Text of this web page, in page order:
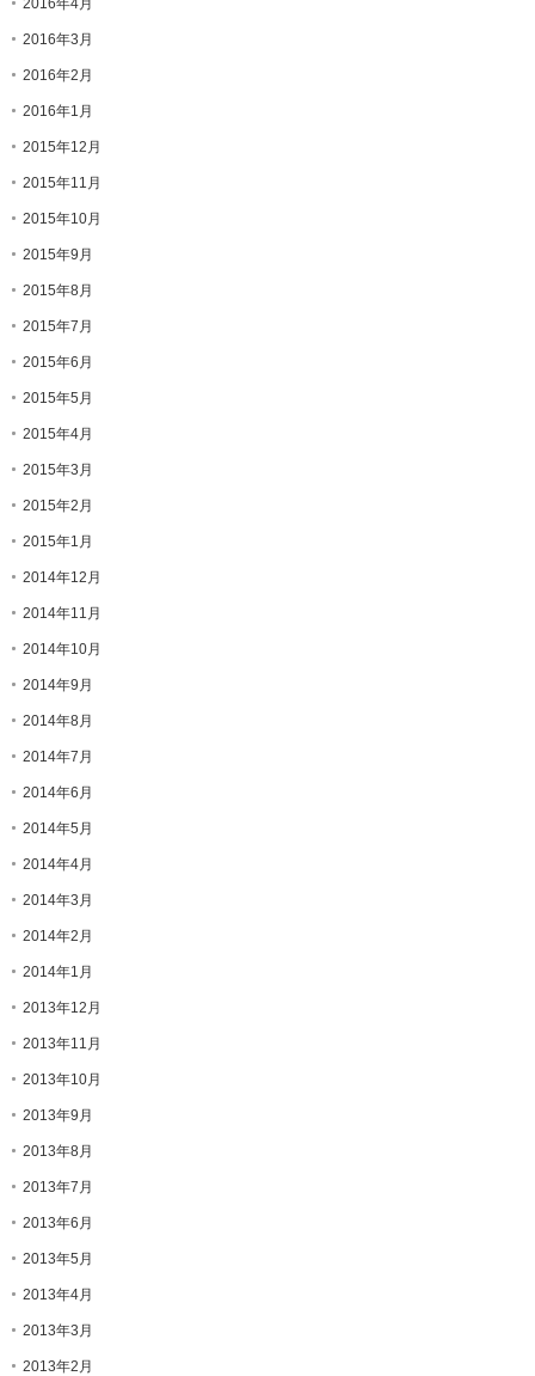
2016年3月
2016年2月
2016年1月
2015年12月
2015年11月
2015年10月
2015年9月
2015年8月
2015年7月
2015年6月
2015年5月
2015年4月
2015年3月
2015年2月
2015年1月
2014年12月
2014年11月
2014年10月
2014年9月
2014年8月
2014年7月
2014年6月
2014年5月
2014年4月
2014年3月
2014年2月
2014年1月
2013年12月
2013年11月
2013年10月
2013年9月
2013年8月
2013年7月
2013年6月
2013年5月
2013年4月
2013年3月
2013年2月